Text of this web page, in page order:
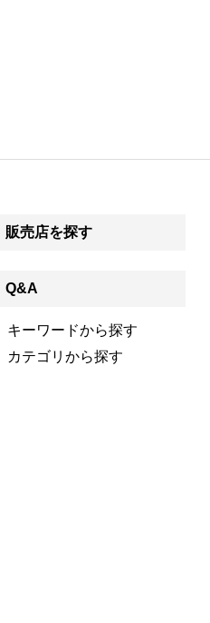
販売店を探す
Q&A
キーワードから探す
カテゴリから探す